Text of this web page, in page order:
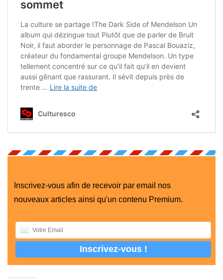
Inscrivez-vous afin de recevoir par email nos
nouveaux articles ainsi qu'un contenu Premium.